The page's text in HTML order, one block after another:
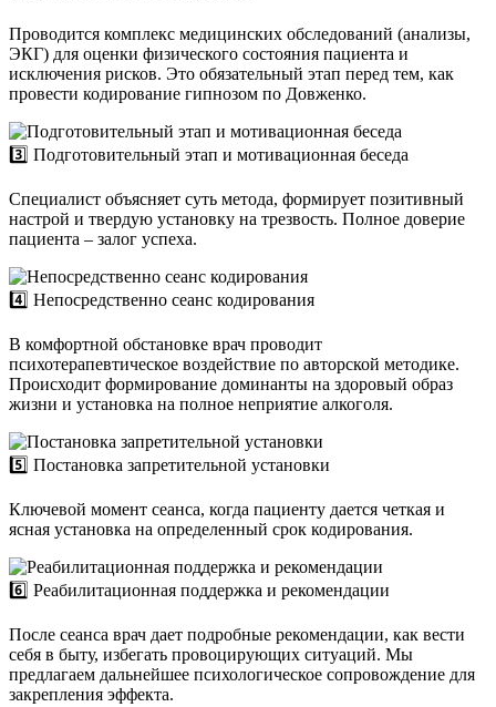
Проводится комплекс медицинских обследований (анализы,
ЭКГ) для оценки физического состояния пациента и
исключения рисков. Это обязательный этап перед тем, как
провести кодирование гипнозом по Довженко.
3️⃣ Подготовительный этап и мотивационная беседа
Специалист объясняет суть метода, формирует позитивный
настрой и твердую установку на трезвость. Полное доверие
пациента – залог успеха.
4️⃣ Непосредственно сеанс кодирования
В комфортной обстановке врач проводит
психотерапевтическое воздействие по авторской методике.
Происходит формирование доминанты на здоровый образ
жизни и установка на полное неприятие алкоголя.
5️⃣ Постановка запретительной установки
Ключевой момент сеанса, когда пациенту дается четкая и
ясная установка на определенный срок кодирования.
6️⃣ Реабилитационная поддержка и рекомендации
После сеанса врач дает подробные рекомендации, как вести
себя в быту, избегать провоцирующих ситуаций. Мы
предлагаем дальнейшее психологическое сопровождение для
закрепления эффекта.